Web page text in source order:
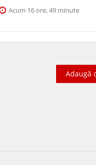
Acum 16 ore, 49 minute
Adaugă